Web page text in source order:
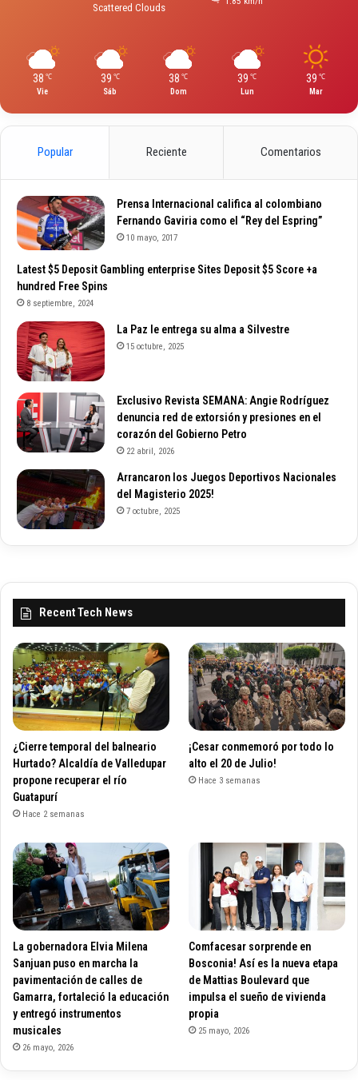
Scattered Clouds
38 ℃
Vie
39 ℃
Sáb
38 ℃
Dom
39 ℃
Lun
39 ℃
Mar
Popular Reciente Comentarios
Prensa Internacional califica al colombiano
Fernando Gaviria como el “Rey del Espring”
10 mayo, 2017
Latest $5 Deposit Gambling enterprise Sites Deposit $5 Score +a
hundred Free Spins
8 septiembre, 2024
La Paz le entrega su alma a Silvestre
15 octubre, 2025
Exclusivo Revista SEMANA: Angie Rodríguez
denuncia red de extorsión y presiones en el
corazón del Gobierno Petro
22 abril, 2026
Arrancaron los Juegos Deportivos Nacionales
del Magisterio 2025!
7 octubre, 2025
Recent Tech News
¿Cierre temporal del balneario
Hurtado? Alcaldía de Valledupar
propone recuperar el río
Guatapurí
Hace 2 semanas
¡Cesar conmemoró por todo lo
alto el 20 de Julio!
Hace 3 semanas
La gobernadora Elvia Milena
Sanjuan puso en marcha la
pavimentación de calles de
Gamarra, fortaleció la educación
y entregó instrumentos
musicales
26 mayo, 2026
Comfacesar sorprende en
Bosconia! Así es la nueva etapa
de Mattias Boulevard que
impulsa el sueño de vivienda
propia
25 mayo, 2026